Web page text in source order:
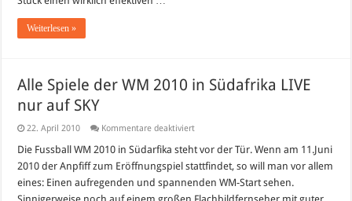
Weiterlesen »
Alle Spiele der WM 2010 in Südafrika LIVE
nur auf SKY
22. April 2010 Kommentare deaktiviertfür
Spiele
WM
2010
in
Die Fussball WM 2010 in Südarfika steht vor der Tür. Wenn am 11.Juni
2010 der Anpfiff zum Eröffnungspiel stattfindet, so will man vor allem
eines: Einen aufregenden und spannenden WM-Start sehen.